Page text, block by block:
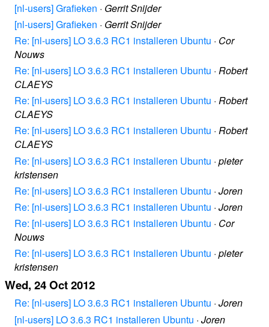
[nl-users] Grafieken · Gerrit Snijder
[nl-users] Grafieken · Gerrit Snijder
Re: [nl-users] LO 3.6.3 RC1 installeren Ubuntu · Cor
Nouws
Re: [nl-users] LO 3.6.3 RC1 installeren Ubuntu · Robert
CLAEYS
Re: [nl-users] LO 3.6.3 RC1 installeren Ubuntu · Robert
CLAEYS
Re: [nl-users] LO 3.6.3 RC1 installeren Ubuntu · Robert
CLAEYS
Re: [nl-users] LO 3.6.3 RC1 installeren Ubuntu · pieter
kristensen
Re: [nl-users] LO 3.6.3 RC1 installeren Ubuntu · Joren
Re: [nl-users] LO 3.6.3 RC1 installeren Ubuntu · Joren
Re: [nl-users] LO 3.6.3 RC1 installeren Ubuntu · Cor
Nouws
Re: [nl-users] LO 3.6.3 RC1 installeren Ubuntu · pieter
kristensen
Wed, 24 Oct 2012
Re: [nl-users] LO 3.6.3 RC1 installeren Ubuntu · Joren
[nl-users] LO 3.6.3 RC1 installeren Ubuntu · Joren